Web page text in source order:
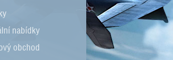
nabídky
obchod